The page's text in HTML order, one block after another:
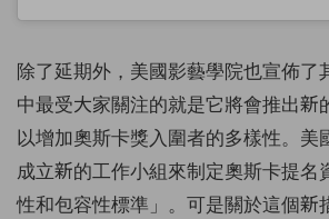
除了延期外，美國影藝學院也宣佈了
中最受大家關注的就是它將會推出新
以增加奧斯卡獎入圍者的多樣性。美
成立新的工作小組來制定奧斯卡提名
性和包容性標準」。可是關於這個新